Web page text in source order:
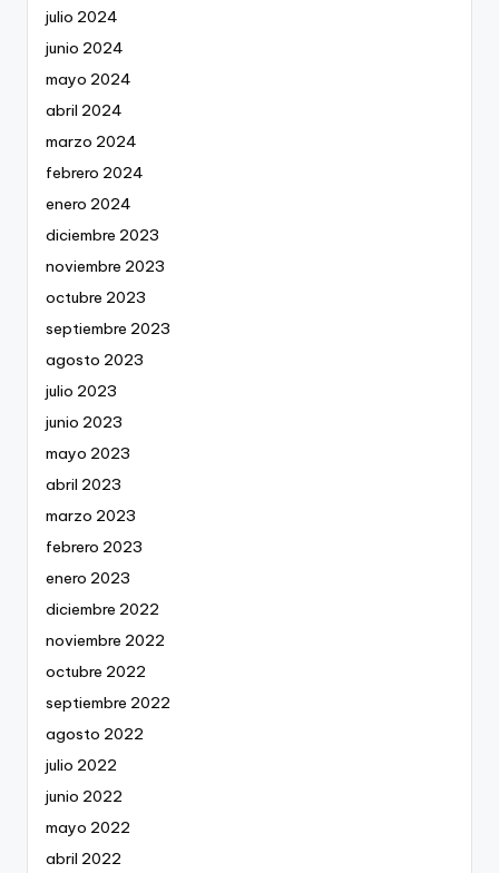
julio 2024
junio 2024
mayo 2024
abril 2024
marzo 2024
febrero 2024
enero 2024
diciembre 2023
noviembre 2023
octubre 2023
septiembre 2023
agosto 2023
julio 2023
junio 2023
mayo 2023
abril 2023
marzo 2023
febrero 2023
enero 2023
diciembre 2022
noviembre 2022
octubre 2022
septiembre 2022
agosto 2022
julio 2022
junio 2022
mayo 2022
abril 2022